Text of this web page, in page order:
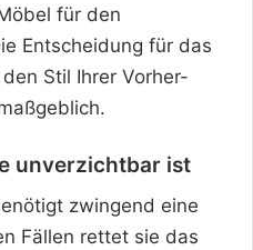
für den
Entscheidung für das
Stil Ihrer Vorher-
unverzichtbar ist
zwingend eine
Fällen rettet sie das